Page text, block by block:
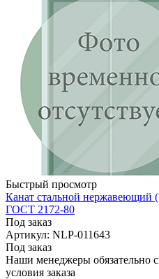
Быстрый просмотр
Канат стальной
ГОСТ 2172-80
Под заказ
Артикул: NLP-011643
Под заказ
Наши менеджеры обязательно
условия заказа